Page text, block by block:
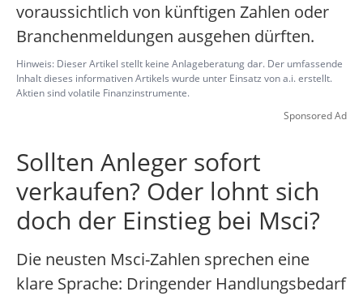
voraussichtlich von künftigen Zahlen oder
Branchenmeldungen ausgehen dürften.
Hinweis: Dieser Artikel stellt keine Anlageberatung dar. Der umfassende
Inhalt dieses informativen Artikels wurde unter Einsatz von a.i. erstellt.
Aktien sind volatile Finanzinstrumente.
Sponsored Ad
Sollten Anleger sofort
verkaufen? Oder lohnt sich
doch der Einstieg bei Msci?
Die neusten Msci-Zahlen sprechen eine
klare Sprache: Dringender Handlungsbedarf